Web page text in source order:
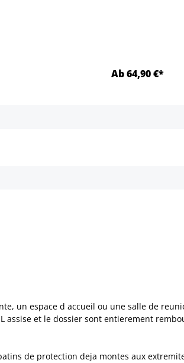
Ab 64,90 €*
un espace d accueil ou une salle de
et le dossier sont entierement
de protection deja montes aux